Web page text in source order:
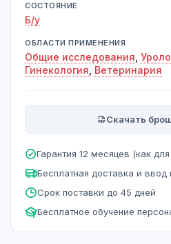
СОСТОЯНИЕ
Б/у
ОБЛАСТИ ПРИМЕНЕНИЯ
Общие исследования
Гинекология Ветеринария
Скачать
Гарантия 12 месяцев (как
Бесплатная доставка и ввод
Срок поставки до 45 дней
Бесплатное обучение